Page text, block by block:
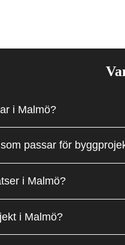
i Malmö?
passar för
i Malmö?
i Malmö?